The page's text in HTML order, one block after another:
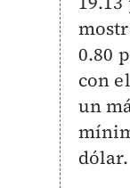
0.80
con el
un
dólar.